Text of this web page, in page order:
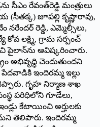
సీఎం రేవంత్‌రెడ్డి మంత్రులు
(సీతక్క) జూపల్లి కృష్ణారావు,
నరేందర్ రెడ్డి, ఎమ్మెల్సీలు,
లక్ష్మి, గ్రామ సర్పంచ్
ఆవిష్కరించారు.
అభివృద్ధి చెందుతుందని
పేదవాడికి ఇందిరమ్మ ఇల్లు
గృహ నిర్మాణ శాఖ
పరిధిలోని గూడేలు,
కేటాయించి అర్హులకు
తెలిపారు. ఇందిరమ్మ